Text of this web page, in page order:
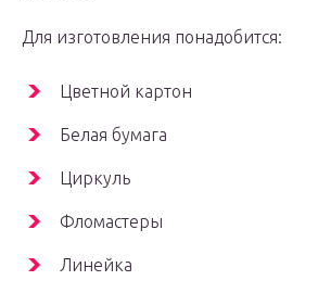
Для изготовления понадобится:
Цветной картон
Белая бумага
Циркуль
Фломастеры
Линейка